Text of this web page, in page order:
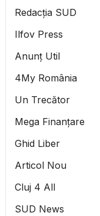
Redacția SUD
Ilfov Press
Anunț Util
4My România
Un Trecător
Mega Finanțare
Ghid Liber
Articol Nou
Cluj 4 All
SUD News